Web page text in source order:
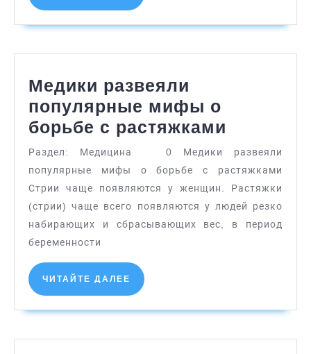
ДАЛЕЕ
Медики развеяли
популярные мифы о
борьбе с растяжками
развеяли
мифы
о
борьбе
Раздел: Медицина 0 Медики развеяли
популярные мифы о борьбе с растяжками
Стрии чаще появляются у женщин. Растяжки
(стрии) чаще всего появляются у людей резко
набирающих и сбрасывающих вес, в период
беременности
ЧИТАЙТЕ ДАЛЕЕ ЧИТАЙТЕ
ДАЛЕЕ